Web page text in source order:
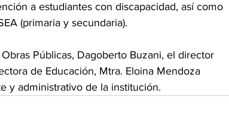
a estudiantes con discapacidad, así como
(primaria y secundaria).
Públicas, Dagoberto Buzani, el director
de Educación, Mtra. Eloina Mendoza
y administrativo de la institución.